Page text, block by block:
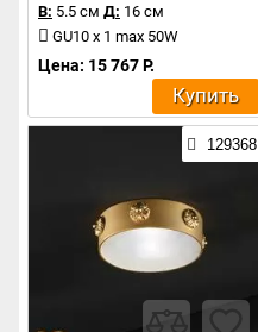
В: 5.5 см Д: 16 см
GU10 x 1 max 50W
Цена: 15 767 Р.
Купить
129368